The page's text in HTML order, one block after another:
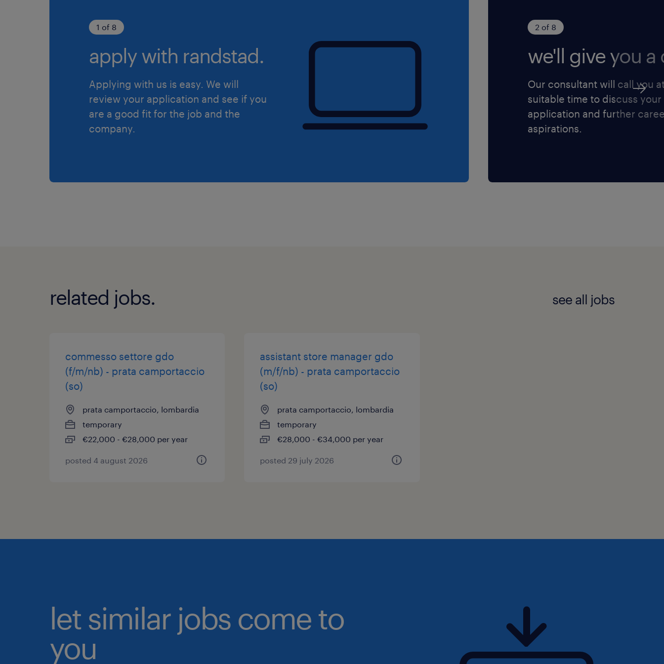
sulla privacy Randstad
1 of 8
apply with randstad.
Applying with us is easy. We will
review your application and see if you
are a good fit for the job and the
company.
2 of 8
we'll give you a
Our consultant will call you
suitable time to discuss your
application and further
aspirations.
related jobs. see all jobs
commesso settore gdo
(f/m/nb) - prata camportaccio
(so)
prata camportaccio, lombardia
temporary
€22,000 - €28,000 per year
posted 4 august 2026
assistant store manager gdo
(m/f/nb) - prata camportaccio
(so)
prata camportaccio, lombardia
temporary
€28,000 - €34,000 per year
posted 29 july 2026
let similar jobs come to
you